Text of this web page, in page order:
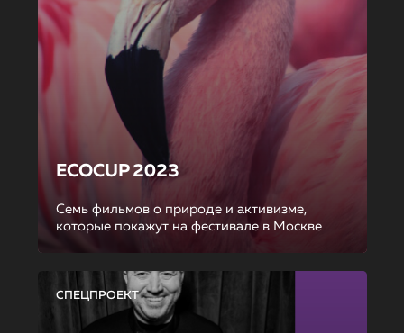
ECOCUP 2023
Семь фильмов о природе и активизме,
которые покажут на фестивале в Москве
СПЕЦПРОЕКТ